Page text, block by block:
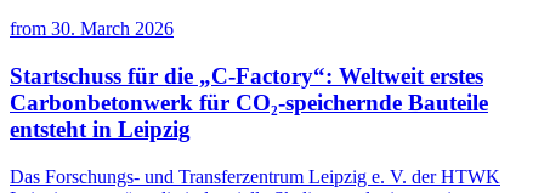
from 30. March 2026
Startschuss für die „C-Factory“: Weltweit erstes
Carbonbetonwerk für CO₂-speichernde Bauteile
entsteht in Leipzig
Das Forschungs- und Transferzentrum Leipzig e. V. der HTWK